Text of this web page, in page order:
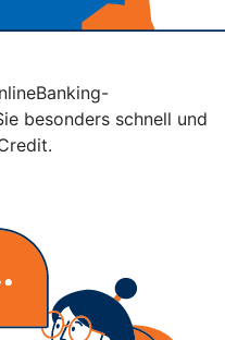
besonders schnell und